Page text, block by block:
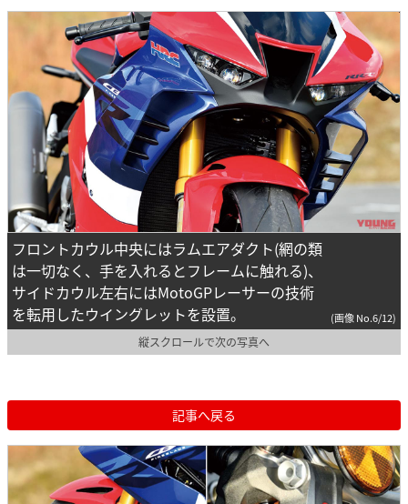
フロントカウル中央にはラムエアダクト(網の類
は一切なく、手を入れるとフレームに触れる)、
サイドカウル左右にはMotoGPレーサーの技術
を転用したウイングレットを設置。
(画像 No.6/12)
縦スクロールで次の写真へ
記事へ戻る